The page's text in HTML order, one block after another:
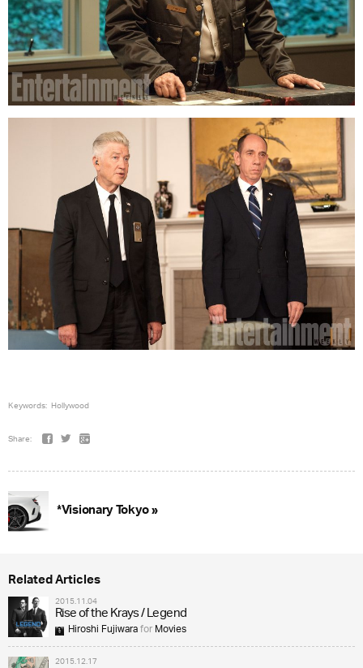
Keywords: Hollywood
Share:
*Visionary Tokyo »
Related Articles
2015.11.04
Rise of the Krays / Legend
Hiroshi FujiwaraforMovies
2015.12.17